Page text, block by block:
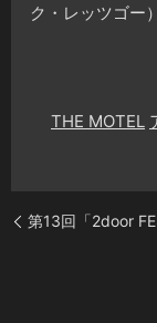
ク・レッツゴー）
THE MOTEL
第13回「2door